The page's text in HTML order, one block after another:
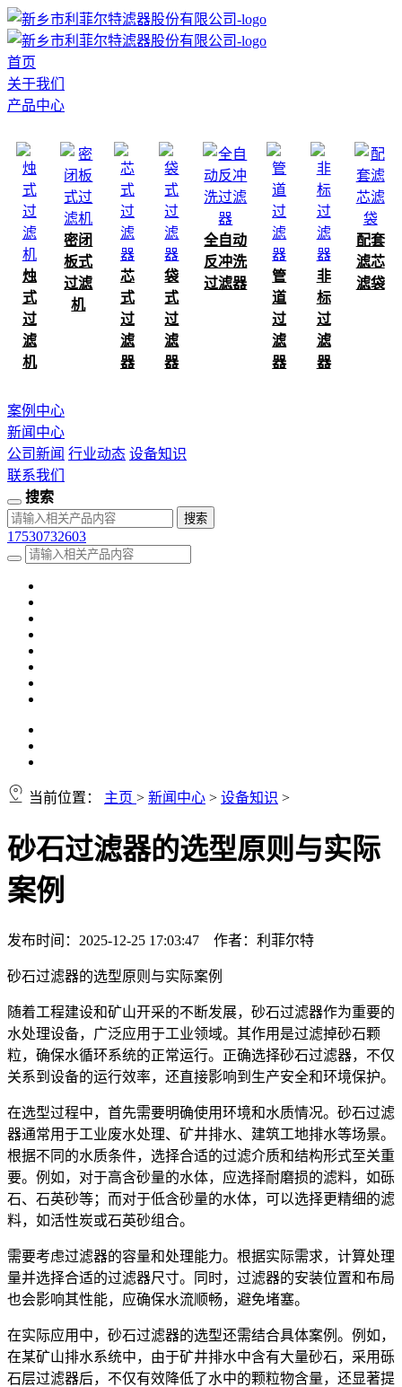
首页
关于我们
产品中心
烛
式
过
滤
机
密闭
板式
过滤
机
芯
式
过
滤
器
袋
式
过
滤
器
全自动
反冲洗
过滤器
管
道
过
滤
器
非
标
过
滤
器
配套
滤芯
滤袋
案例中心
新闻中心
公司新闻 行业动态 设备知识
联系我们
搜索
17530732603
当前位置： 主页 > 新闻中心 > 设备知识 >
砂石过滤器的选型原则与实际
案例
发布时间：2025-12-25 17:03:47 作者：利菲尔特
砂石过滤器的选型原则与实际案例
随着工程建设和矿山开采的不断发展，砂石过滤器作为重要的
水处理设备，广泛应用于工业领域。其作用是过滤掉砂石颗
粒，确保水循环系统的正常运行。正确选择砂石过滤器，不仅
关系到设备的运行效率，还直接影响到生产安全和环境保护。
在选型过程中，首先需要明确使用环境和水质情况。砂石过滤
器通常用于工业废水处理、矿井排水、建筑工地排水等场景。
根据不同的水质条件，选择合适的过滤介质和结构形式至关重
要。例如，对于高含砂量的水体，应选择耐磨损的滤料，如砾
石、石英砂等；而对于低含砂量的水体，可以选择更精细的滤
料，如活性炭或石英砂组合。
需要考虑过滤器的容量和处理能力。根据实际需求，计算处理
量并选择合适的过滤器尺寸。同时，过滤器的安装位置和布局
也会影响其性能，应确保水流顺畅，避免堵塞。
在实际应用中，砂石过滤器的选型还需结合具体案例。例如，
在某矿山排水系统中，由于矿井排水中含有大量砂石，采用砾
石层过滤器后，不仅有效降低了水中的颗粒物含量，还显著提